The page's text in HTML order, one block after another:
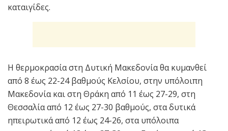
καταιγίδες.
Η θερμοκρασία στη Δυτική Μακεδονία θα κυμανθεί
από 8 έως 22-24 βαθμούς Κελσίου, στην υπόλοιπη
Μακεδονία και στη Θράκη από 11 έως 27-29, στη
Θεσσαλία από 12 έως 27-30 βαθμούς, στα δυτικά
ηπειρωτικά από 12 έως 24-26, στα υπόλοιπα